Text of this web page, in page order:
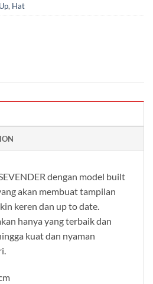
, Hat
dengan model built
akan membuat tampilan
keren dan up to date.
hanya yang terbaik dan
kuat dan nyaman